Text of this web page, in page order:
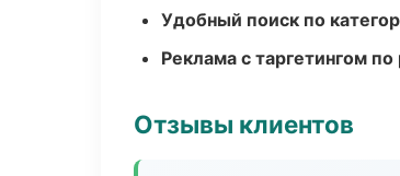
Удобный поиск по
Реклама с таргетингом по
Отзывы клиентов